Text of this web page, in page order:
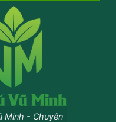
Minh - Chuyên